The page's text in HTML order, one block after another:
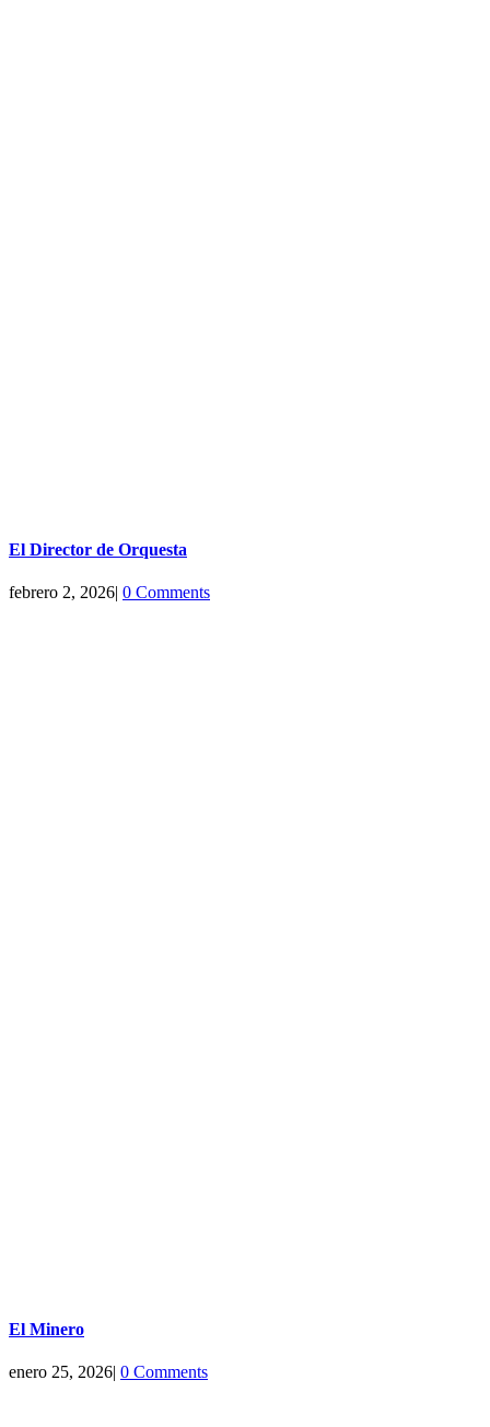
El Director de Orquesta
febrero 2, 2026 0 Comments
El Minero
enero 25, 2026| 0 Comments